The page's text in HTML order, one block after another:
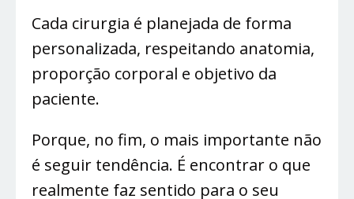
Cada cirurgia é planejada de forma
personalizada, respeitando anatomia,
proporção corporal e objetivo da
paciente.
Porque, no fim, o mais importante não
é seguir tendência. É encontrar o que
realmente faz sentido para o seu